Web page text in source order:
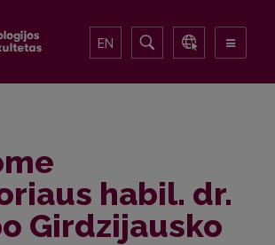
EN
habil. dr.
Girdzijausko